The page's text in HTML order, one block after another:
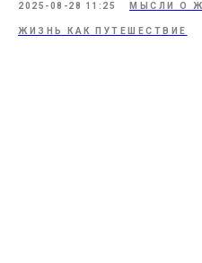
2025-08-28 11:25 МЫСЛИ О
ЖИЗНЬ КАК ПУТЕШЕСТВИЕ